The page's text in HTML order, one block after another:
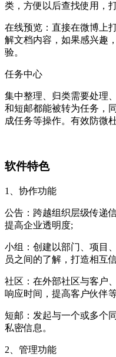
类，方便以后查找使用，
在线预览：直接在微博上
解文档内容，如果感兴趣
验。
任务中心
集中整理、归类需要处理
和短邮都能被转为任务，
成任务等操作。有效防微
软件特色
1、协作功能
公告：跨越组织层级传递
提高企业透明度;
小组：创建以部门、项目
员之间的了解，打造相互
社区：在外部社区与客户
响应时间，提高客户伙伴
短邮：发起与一个或多个
私密信息。
2、管理功能